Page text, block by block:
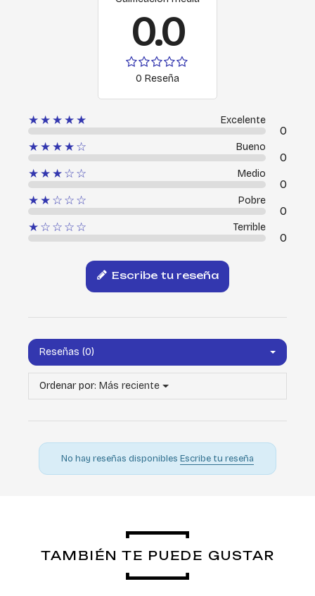
0.0
0 Reseña
★★★★★ Excelente
0
★★★★☆
Bueno
0
★★★☆☆
Medio
0
★★☆☆☆
Pobre
0
★☆☆☆☆
Terrible
0
Escribe tu reseña
Reseñas (0)
Ordenar por: Más reciente
No hay reseñas disponibles Escribe tu reseña
TAMBIÉN TE PUEDE GUSTAR